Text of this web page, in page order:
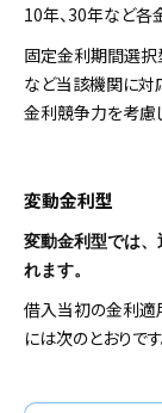
10年、30年など各
固定金利期間選択
など当該機関に対
金利競争力を考慮
変動金利型
変動金利型では
れます。
借入当初の金利適
には次のとおりです